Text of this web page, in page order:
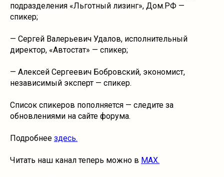
подразделения «Льготный лизинг», Дом.РФ —
спикер;
— Сергей Валерьевич Удалов, исполнительный
директор, «Автостат» — спикер;
— Алексей Сергеевич Бобровский, экономист,
независимый эксперт — спикер.
Список спикеров пополняется — следите за
обновлениями на сайте форума.
Подробнее здесь.
Читать наш канал теперь можно в MAX.